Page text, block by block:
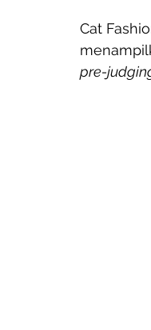
Cat
pre-